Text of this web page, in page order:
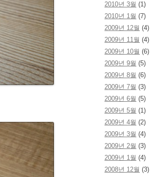
2010년 3월 (1)
2010년 1월 (7)
2009년 12월 (4)
2009년 11월 (4)
2009년 10월 (6)
2009년 9월 (5)
2009년 8월 (6)
2009년 7월 (3)
2009년 6월 (5)
2009년 5월 (1)
2009년 4월 (2)
2009년 3월 (4)
2009년 2월 (3)
2009년 1월 (4)
2008년 12월 (3)